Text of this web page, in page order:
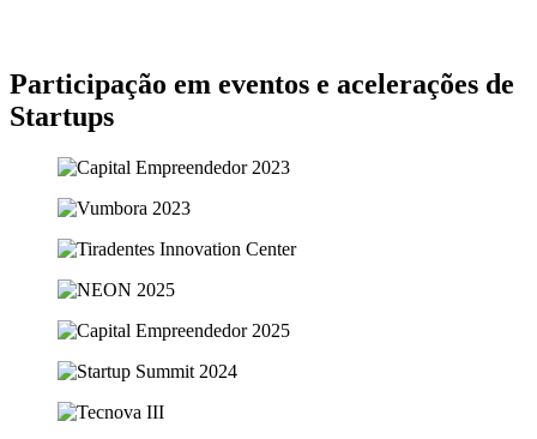
Participação em eventos e acelerações de
Startups